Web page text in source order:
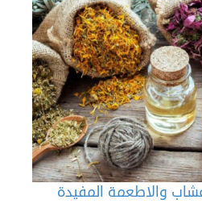
والاطعمة المفيدة